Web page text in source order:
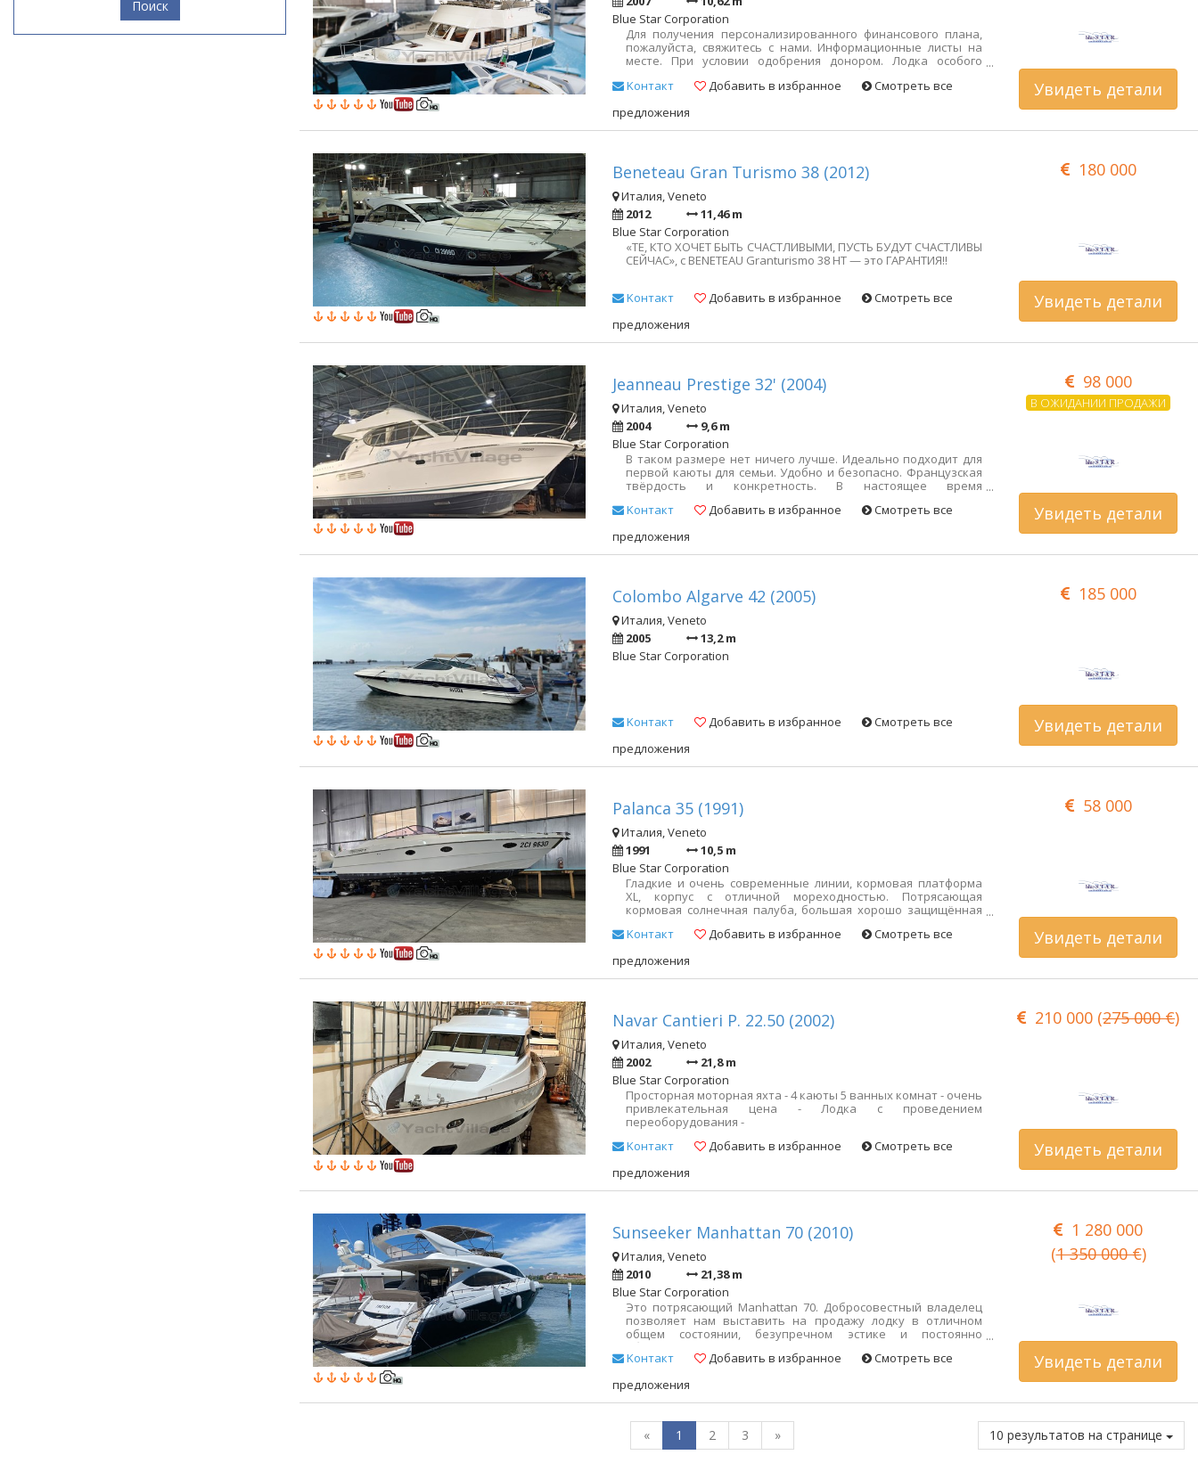
Поиск
Blue Star Corporation
Для получения персонализированного финансового плана,
пожалуйста, свяжитесь с нами. Информационные листы на
месте. При условии одобрения донором. Лодка особого
очарования; в водах штата Мэн, где был зарожден этот
проект, эти лодки очень распространены. Всё
просто и удобно; Места очень просторные, несмотря на то,
что длина лодки чуть меньше 11 метров. Отсюда родились
Kонтакт Добавить в избранное
Смотреть все
предложения
Увидеть детали
Beneteau Gran Turismo 38 (2012) 180 000
Италия, Veneto
2012
11,46 m
Blue Star Corporation
«ТЕ, КТО ХОЧЕТ БЫТЬ СЧАСТЛИВЫМИ, ПУСТЬ БУДУТ СЧАСТЛИВЫ
СЕЙЧАС», с BENETEAU Granturismo 38 HT — это ГАРАНТИЯ!!
Kонтакт Добавить в избранное
Смотреть все
предложения
Увидеть детали
Jeanneau Prestige 32' (2004) 98 000
В ОЖИДАНИИ ПРОДАЖИ
Италия, Veneto
2004
9,6 m
Blue Star Corporation
В таком размере нет ничего лучше. Идеально подходит для
первой каюты для семьи. Удобно и безопасно. Французская
твёрдость и конкретность. В настоящее время
захочешь.
Kонтакт Добавить в избранное
Смотреть все
предложения
Увидеть детали
Colombo Algarve 42 (2005) 185 000
Италия, Veneto
2005
13,2 m
Blue Star Corporation
Kонтакт Добавить в избранное
Смотреть все
предложения
Увидеть детали
Palanca 35 (1991) 58 000
Италия, Veneto
1991
10,5 m
Blue Star Corporation
Гладкие и очень современные линии, кормовая платформа
XL, корпус с отличной мореходностью. Потрясающая
кормовая солнечная палуба, большая хорошо защищённая
открытая кабина. Отличное качество сборки. Идеально
подходит для первого катания на лодке. Список последних
Kонтакт Добавить в избранное
Смотреть все
предложения
Увидеть детали
Navar Cantieri P. 22.50 (2002) 210 000 (275 000 €)
Италия, Veneto
2002
21,8 m
Blue Star Corporation
Просторная моторная яхта - 4 каюты 5 ванных комнат - очень
привлекательная цена - Лодка с проведением
переоборудования -
Kонтакт
Добавить в избранное
Смотреть все
предложения
Увидеть детали
Sunseeker Manhattan 70 (2010)
1 280 000
(1 350 000 €)
Италия, Veneto
2010
21,38 m
Blue Star Corporation
Это потрясающий Manhattan 70. Добросовестный владелец
позволяет нам выставить на продажу лодку в отличном
общем состоянии, безупречном эстике и постоянно
обновляемой со временем. Было внесено множество
улучшений: см. приложенный лист. Двигатель отлично
расхода. Внутри нет ковров! В отличие от ИППП. Они
отличаются покрытием пола, полностью покрытым паркетом
флайбридж, из тика Кормовая платформа очень приятная,
кокпит с макси-столом великолепен. В парке есть огромное
пространство с зонами для загара и столовой/аперитивом.
Kонтакт Добавить в избранное
Смотреть все
предложения
Увидеть детали
« 1 2 3 » 10 результатов на странице